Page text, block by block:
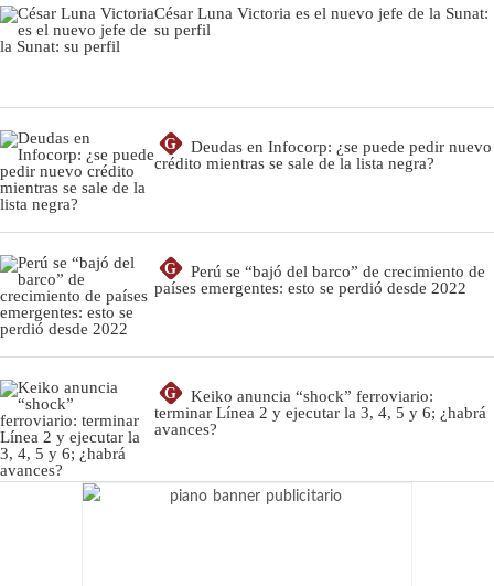
César Luna Victoria es el nuevo jefe de la Sunat:
su perfil
G
Deudas en Infocorp: ¿se puede pedir nuevo
crédito mientras se sale de la lista negra?
G
Perú se “bajó del barco” de crecimiento de
países emergentes: esto se perdió desde 2022
G
Keiko anuncia “shock” ferroviario:
terminar Línea 2 y ejecutar la 3, 4, 5 y 6; ¿habrá
avances?